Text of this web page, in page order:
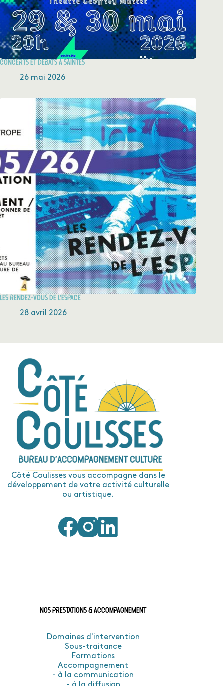
Concerts et débats à Saintes
26 mai 2026
Les rendez-vous de l’espace
28 avril 2026
Côté Coulisses vous accompagne dans le
développement de votre activité culturelle
ou artistique.
Nos prestations & accompagnement
Domaines d'intervention
Sous-traitance
Formations
Accompagnement
- à la communication